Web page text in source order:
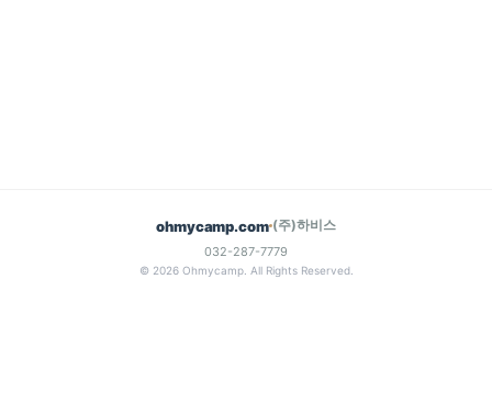
ohmycamp.com (주)하비스
032-287-7779
© 2026 Ohmycamp. All Rights Reserved.